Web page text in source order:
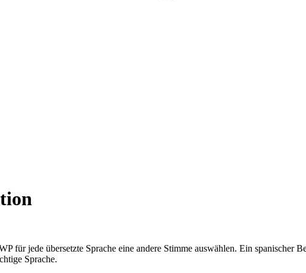
für jede übersetzte Sprache eine andere Stimme auswählen. Ein spanischer
Sprache.